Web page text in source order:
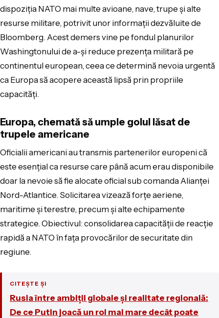
dispoziția NATO mai multe avioane, nave, trupe și alte
resurse militare, potrivit unor informații dezvăluite de
Bloomberg. Acest demers vine pe fondul planurilor
Washingtonului de a-și reduce prezența militară pe
continentul european, ceea ce determină nevoia urgentă
ca Europa să acopere această lipsă prin propriile
capacități.
Europa, chemată să umple golul lăsat de
trupele americane
Oficialii americani au transmis partenerilor europeni că
este esențial ca resurse care până acum erau disponibile
doar la nevoie să fie alocate oficial sub comanda Alianței
Nord-Atlantice. Solicitarea vizează forțe aeriene,
maritime și terestre, precum și alte echipamente
strategice. Obiectivul: consolidarea capacității de reacție
rapidă a NATO în fața provocărilor de securitate din
regiune.
CITEȘTE ȘI
Rusia între ambiții globale și realitate regională:
De ce Putin joacă un rol mai mare decât poate